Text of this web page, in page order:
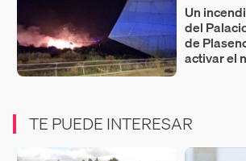
Un
del
de
activar el
TE PUEDE INTERESAR